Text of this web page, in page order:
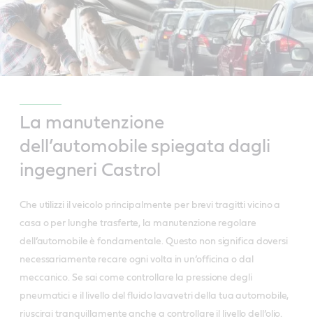
La manutenzione
dell’automobile spiegata dagli
ingegneri Castrol
Che utilizzi il veicolo principalmente per brevi tragitti vicino a
casa o per lunghe trasferte, la manutenzione regolare
dell’automobile è fondamentale. Questo non significa doversi
necessariamente recare ogni volta in un’officina o dal
meccanico. Se sai come controllare la pressione degli
pneumatici e il livello del fluido lavavetri della tua automobile,
riuscirai tranquillamente anche a controllare il livello dell’olio.